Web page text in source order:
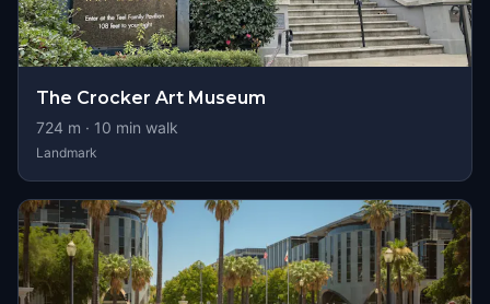
The Crocker Art Museum
724 m · 10 min walk
Landmark